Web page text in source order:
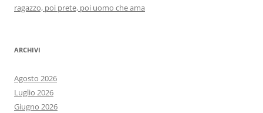
ragazzo, poi prete, poi uomo che ama
ARCHIVI
Agosto 2026
Luglio 2026
Giugno 2026